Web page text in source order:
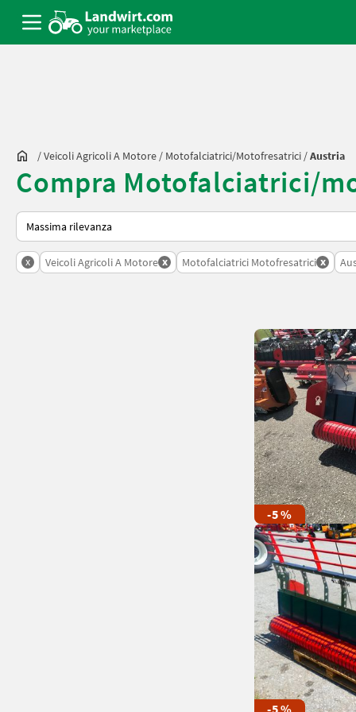
/Veicoli Agricoli A Motore / Motofalciatrici/motofresatrici /Austria
Compra Motofalciatrici/
Ecco come viene ordinato su Landwirt.com
x Veicoli Agricoli A Motore x Motofalciatrici Motofresatrici x
-5 %
-5 %